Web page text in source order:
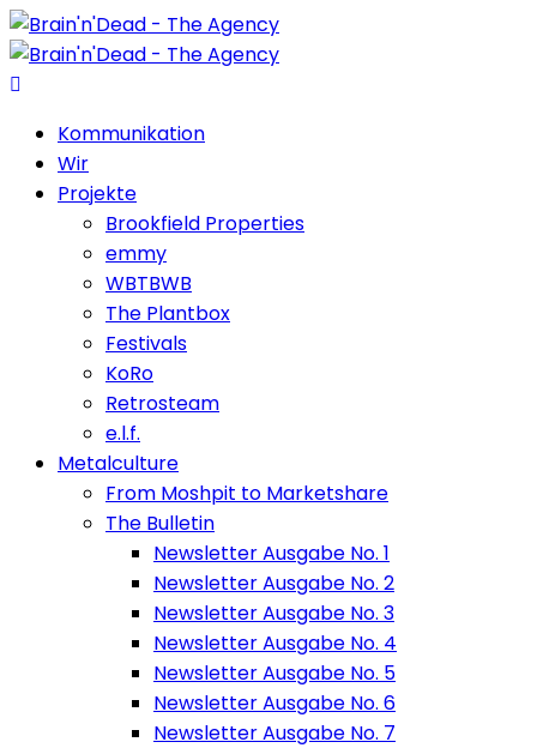
Kommunikation
Wir
Projekte
Brookfield Properties
emmy
WBTBWB
The Plantbox
Festivals
KoRo
Retrosteam
e.l.f.
Metalculture
From Moshpit to Marketshare
The Bulletin
Newsletter Ausgabe No. 1
Newsletter Ausgabe No. 2
Newsletter Ausgabe No. 3
Newsletter Ausgabe No. 4
Newsletter Ausgabe No. 5
Newsletter Ausgabe No. 6
Newsletter Ausgabe No. 7